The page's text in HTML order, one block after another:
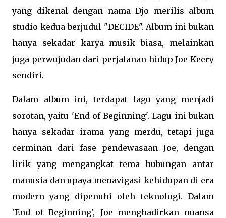
yang dikenal dengan nama Djo merilis album
studio kedua berjudul "DECIDE". Album ini bukan
hanya sekadar karya musik biasa, melainkan
juga perwujudan dari perjalanan hidup Joe Keery
sendiri.
Dalam album ini, terdapat lagu yang menjadi
sorotan, yaitu 'End of Beginning'. Lagu ini bukan
hanya sekadar irama yang merdu, tetapi juga
cerminan dari fase pendewasaan Joe, dengan
lirik yang mengangkat tema hubungan antar
manusia dan upaya menavigasi kehidupan di era
modern yang dipenuhi oleh teknologi. Dalam
'End of Beginning', Joe menghadirkan nuansa